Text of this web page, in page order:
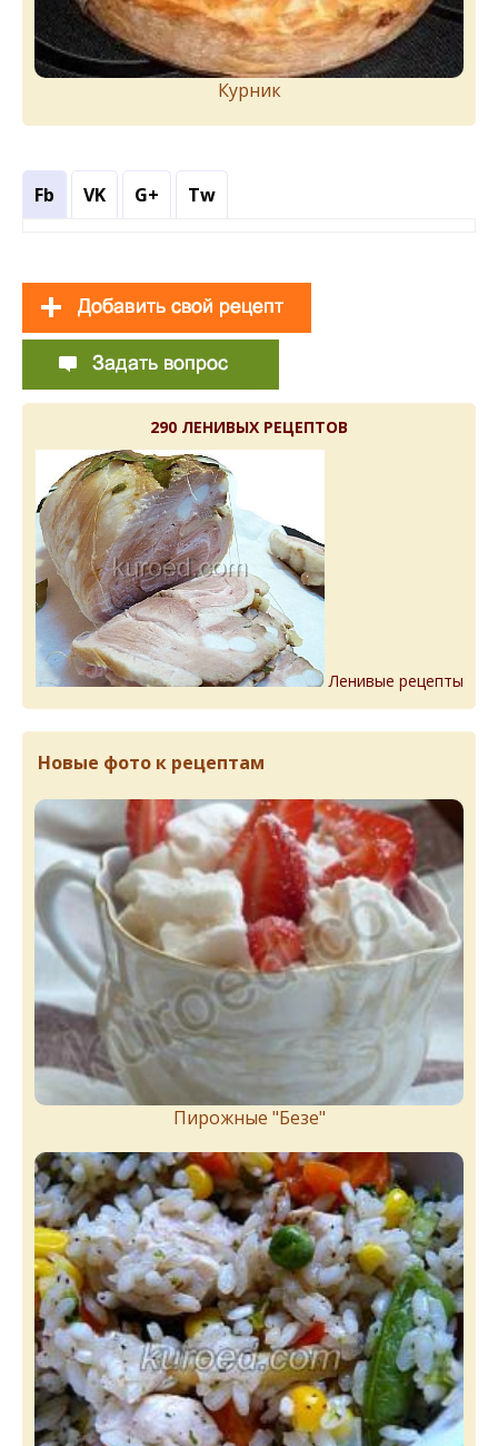
Курник
Fb VK G+ Tw
290 ЛЕНИВЫХ РЕЦЕПТОВ
Ленивые рецепты
Новые фото к рецептам
Пирожныe "Бeзe"